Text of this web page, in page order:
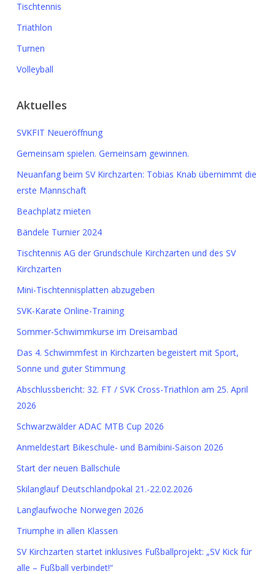
Tischtennis
Triathlon
Turnen
Volleyball
Aktuelles
SVKFIT Neueröffnung
Gemeinsam spielen. Gemeinsam gewinnen.
Neuanfang beim SV Kirchzarten: Tobias Knab übernimmt die
erste Mannschaft
Beachplatz mieten
Bändele Turnier 2024
Tischtennis AG der Grundschule Kirchzarten und des SV
Kirchzarten
Mini-Tischtennisplatten abzugeben
SVK-Karate Online-Training
Sommer-Schwimmkurse im Dreisambad
Das 4. Schwimmfest in Kirchzarten begeistert mit Sport,
Sonne und guter Stimmung
Abschlussbericht: 32. FT / SVK Cross-Triathlon am 25. April
2026
Schwarzwälder ADAC MTB Cup 2026
Anmeldestart Bikeschule- und Bamibini-Saison 2026
Start der neuen Ballschule
Skilanglauf Deutschlandpokal 21.-22.02.2026
Langlaufwoche Norwegen 2026
Triumphe in allen Klassen
SV Kirchzarten startet inklusives Fußballprojekt: „SV Kick für
alle – Fußball verbindet!“